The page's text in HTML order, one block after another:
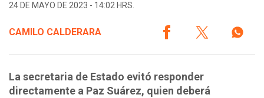
24 DE MAYO DE 2023 - 14:02 HRS.
CAMILO CALDERARA
La secretaria de Estado evitó responder
directamente a Paz Suárez, quien deberá